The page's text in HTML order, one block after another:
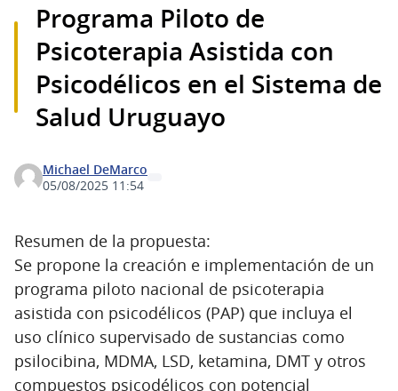
Programa Piloto de
Psicoterapia Asistida con
Psicodélicos en el Sistema de
Salud Uruguayo
Michael DeMarco
05/08/2025 11:54
Resumen de la propuesta:
Se propone la creación e implementación de un
programa piloto nacional de psicoterapia
asistida con psicodélicos (PAP) que incluya el
uso clínico supervisado de sustancias como
psilocibina, MDMA, LSD, ketamina, DMT y otros
compuestos psicodélicos con potencial